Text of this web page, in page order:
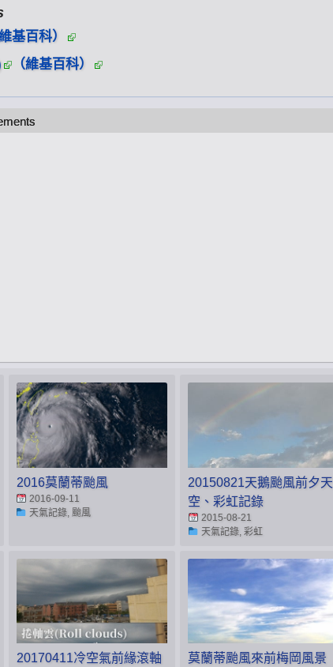
維基百科）
（維基百科）
2016莫蘭蒂颱風
2016-09-11
天氣記錄, 颱風
20150821天鵝颱風前夕天
空、彩虹記錄
2015-08-21
天氣記錄, 彩虹
20170411冷空氣前緣滾軸 莫蘭蒂颱風來前梅岡風景